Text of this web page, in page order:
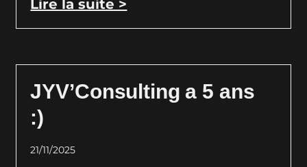
Lire la suite >
JYV’Consulting a 5 ans
:)
21/11/2025